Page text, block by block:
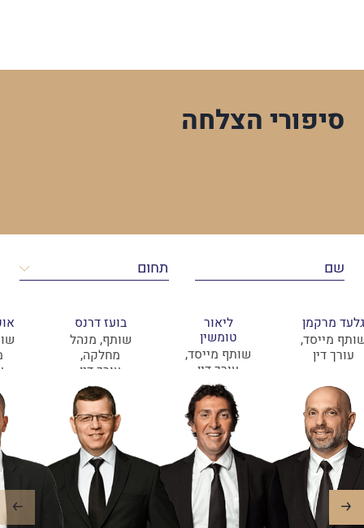
סיפורי הצלחה
גלעד מרקמן
מייסד,
עורך דין
ליאור
טומשין
שותף מייסד,
עורך דין
בועז דרנס
שותף, מנהל
מחלקה,
עורך דין